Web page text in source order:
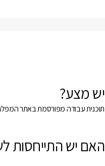
יש מצע?
תוכנית עבודה מפורסמת באתר
האם יש התייחסות